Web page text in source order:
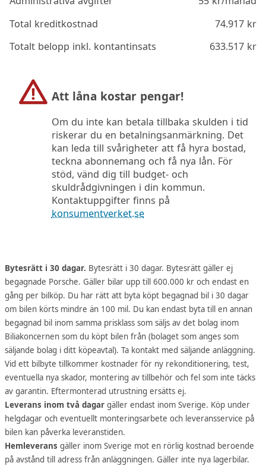
Total kreditkostnad
74.917kr
Totalt belopp inkl. kontantinsats
633.517kr
Att låna kostar pengar!
Om du inte kan betala tillbaka skulden i tid
riskerar du en betalningsanmärkning. Det
kan leda till svårigheter att få hyra bostad,
teckna abonnemang och få nya lån. För
stöd, vänd dig till budget- och
skuldrådgivningen i din kommun.
Kontaktuppgifter finns på
konsumentverket.se
Bytesrätt i 30 dagar. Bytesrätt i 30 dagar. Bytesrätt gäller ej
begagnade Porsche. Gäller bilar upp till 600.000 kr och endast en
gång per bilköp. Du har rätt att byta köpt begagnad bil i 30 dagar
om bilen körts mindre än 100 mil. Du kan endast byta till en annan
begagnad bil inom samma prisklass som säljs av det bolag inom
Biliakoncernen som du köpt bilen från (bolaget som anges som
säljande bolag i ditt köpeavtal). Ta kontakt med säljande anläggning.
Vid ett bilbyte tillkommer kostnader för ny rekonditionering, test,
eventuella nya skador, montering av tillbehör och fel som inte täcks
av garantin. Eftermonterad utrustning ersätts ej.
Leverans inom två dagar gäller endast inom Sverige. Köp under
helgdagar och eventuellt monteringsarbete och leveransservice på
bilen kan påverka leveranstiden.
Hemleverans gäller inom Sverige mot en rörlig kostnad beroende
på avstånd till adress från anläggningen. Gäller inte nya lagerbilar.